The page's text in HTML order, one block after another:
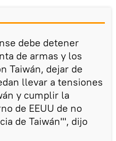
debe detener
de armas y los
Taiwán, dejar de
llevar a tensiones
y cumplir la
de EEUU de no
de Taiwán'", dijo